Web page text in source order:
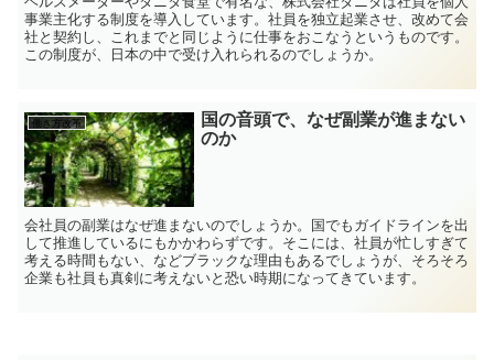
事業主化する制度を導入しています。社員を独立起業させ、改めて会
社と契約し、これまでと同じように仕事をおこなうというものです。
この制度が、日本の中で受け入れられるのでしょうか。
働き方改革 国の音頭で、なぜ副業が進まない
のか
会社員の副業はなぜ進まないのでしょうか。国でもガイドラインを出
して推進しているにもかかわらずです。そこには、社員が忙しすぎて
考える時間もない、などブラックな理由もあるでしょうが、そろそろ
企業も社員も真剣に考えないと恐い時期になってきています。